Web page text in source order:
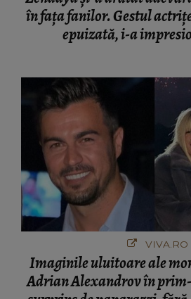
în fața fanilor. Gestul
epuizată, i-a
VIVA.RO
Imaginile uluitoare ale
Adrian Alexandrov în